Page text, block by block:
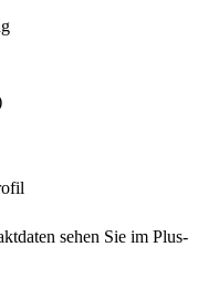
sehen Sie im Plus-